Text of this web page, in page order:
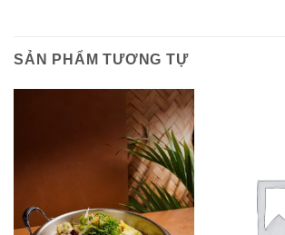
SẢN PHẨM TƯƠNG TỰ